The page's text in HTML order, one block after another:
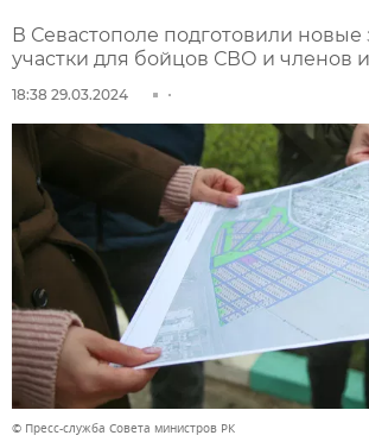
В Севастополе подготовили
участки для бойцов СВО и членов
18:38 29.03.2024
© Пресс-служба Совета министров РК